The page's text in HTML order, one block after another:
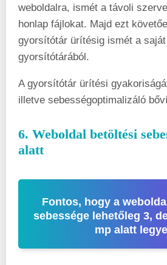
weboldalra, ismét a távoli
honlap fájlokat. Majd ezt
gyorsítótár ürítésig ismét a
gyorsítótárából.
A gyorsítótár ürítési
illetve sebességoptimalizáló
6. Weboldal betöltési
alatt
Fontos, hogy a
sebessége lehetőleg 3,
mp alatt